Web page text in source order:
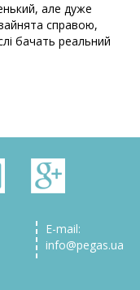
але дуже
справою,
бачать реальний
E-mail:
info@pegas.ua